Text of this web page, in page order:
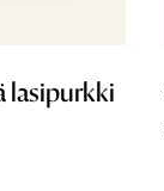
lasipurkki